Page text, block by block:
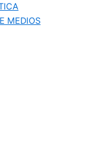
MEDIOS